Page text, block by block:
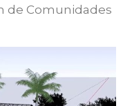
de Comunidades